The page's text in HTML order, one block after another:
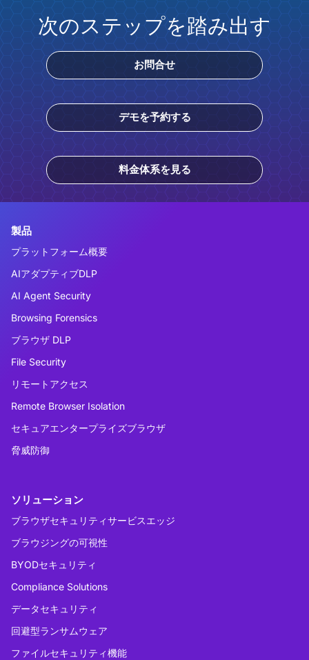
次のステップを踏み出す
お問合せ
デモを予約する
料金体系を見る
製品
プラットフォーム概要
AIアダプティブDLP
AI Agent Security
Browsing Forensics
ブラウザ DLP
File Security
リモートアクセス
Remote Browser Isolation
セキュアエンタープライズブラウザ
脅威防御
ソリューション
ブラウザセキュリティサービスエッジ
ブラウジングの可視性
BYODセキュリティ
Compliance Solutions
データセキュリティ
回避型ランサムウェア
ファイルセキュリティ機能